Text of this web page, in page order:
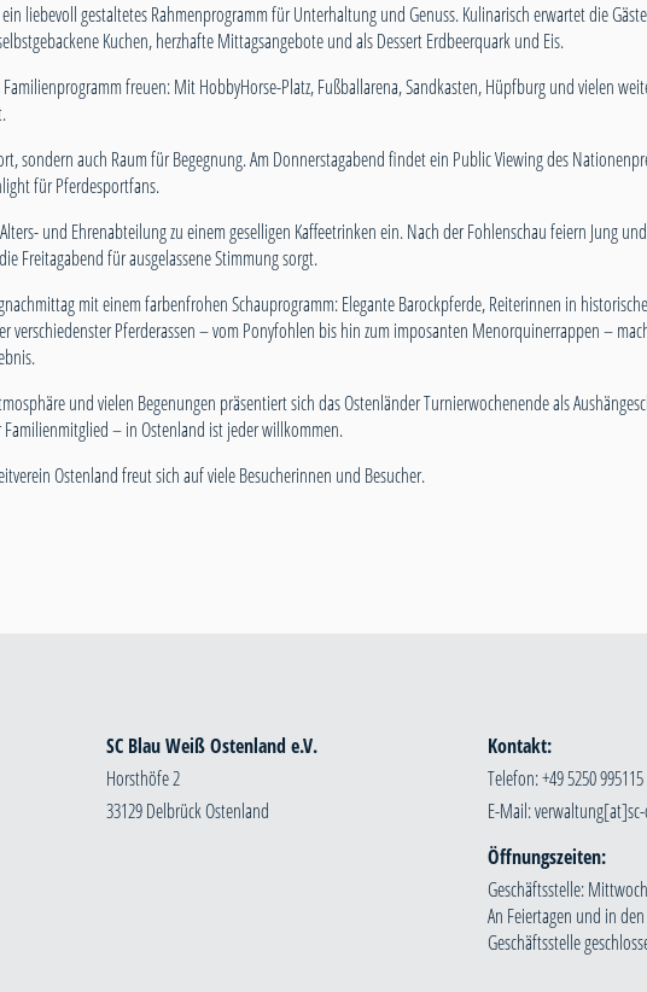
liebevoll gestaltetes Rahmenprogramm für Unterhaltung und Genuss. Kulinarisch erwartet die
Kuchen, herzhafte Mittagsangebote und als Dessert Erdbeerquark und Eis.
freuen: Mit HobbyHorse-Platz, Fußballarena, Sandkasten, Hüpfburg und vielen
sondern auch Raum für Begegnung. Am Donnerstagabend findet ein Public Viewing des
für Pferdesportfans.
und Ehrenabteilung zu einem geselligen Kaffeetrinken ein. Nach der Fohlenschau feiern Jung
Freitagabend für ausgelassene Stimmung sorgt.
mit einem farbenfrohen Schauprogramm: Elegante Barockpferde, Reiterinnen in
verschiedenster Pferderassen – vom Ponyfohlen bis hin zum imposanten Menorquinerrappen –
und vielen Begenungen präsentiert sich das Ostenländer Turnierwochenende als
– in Ostenland ist jeder willkommen.
Ostenland freut sich auf viele Besucherinnen und Besucher.
SC Blau Weiß Ostenland e.V.
Horsthöfe 2
33129 Delbrück Ostenland
Kontakt:
Telefon: +49 5250 995115
E-Mail:
Öffnungszeiten:
Geschäftsstelle:
An Feiertagen und in
Geschäftsstelle